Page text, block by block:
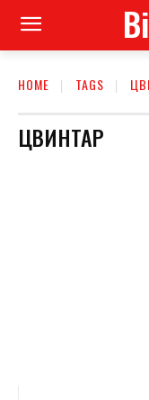
HOME TAGS
ЦВИНТАР